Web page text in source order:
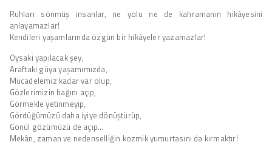
Ruhları sönmüş insanlar, ne yolu ne de kahramanın hikâyesini
anlayamazlar!
Kendileri yaşamlarında özgün bir hikâyeler yazamazlar!
Oysaki yapılacak şey,
Araftaki güya yaşamımızda,
Mücadelemiz kadar var olup,
Gözlerimizin bağını açıp,
Görmekle yetinmeyip,
Gördüğümüzü daha iyiye dönüştürüp,
Gönül gözümüzü de açıp…
Mekân, zaman ve nedenselliğin kozmik yumurtasını da kırmaktır!